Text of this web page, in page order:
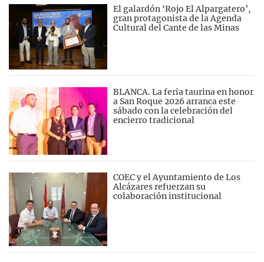
El galardón ‘Rojo El Alpargatero’,
gran protagonista de la Agenda
Cultural del Cante de las Minas
BLANCA. La feria taurina en honor
a San Roque 2026 arranca este
sábado con la celebración del
encierro tradicional
COEC y el Ayuntamiento de Los
Alcázares refuerzan su
colaboración institucional